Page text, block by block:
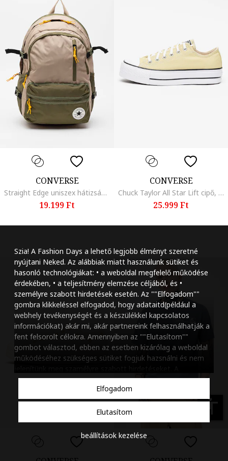
Szia! A Fashion Days a lehető legjobb élményt szeretné
nyújtani Neked. Az alábbiak miatt használunk sütiket és
hasonló technológiákat: • a weboldal megfelelő működése
érdekében, • a teljesítmény elemzése céljából, és •
személyre szabott hirdetések esetén. Az ""Elfogadom""
gombra klikkeléssel elfogadod, hogy adataitd(például a
webhely tevékenységét és a készülékkel kapcsolatos
információkat) akár mi, akár partnereink felhasználhatják a
fent felsorolt célokra. Amennyiben az ""Elutasítom""
gombot választod, ebben az esetben kizárólag a weboldal
működéséhez szükséges sütiket fogjuk hazsnálni és nem
beállításaidat bármikor módosíthatod, a ""Beállítások
kezelése"" gombra kattintva. Tudj meg többet
szabályzatunkról.
Elfogadom
Elutasítom
beállítások kezelése
CONVERSE
Straight Edge uniszex hátizsák több zsebbel, Bézs/Khaki
19.199 Ft
CONVERSE
Chuck Taylor All Star Lift cipő, Halványzöld
25.999 Ft
accessibility
Szöveg méretének
Szóköz növelése
Szóköz csökkentése
Sortávolság
Sortávolság
Színek invertálása
Szürke
Nagy kurzor
Animációk letiltása